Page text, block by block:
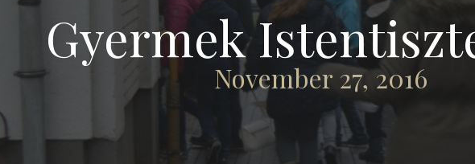
Gyermek
November 27, 2016